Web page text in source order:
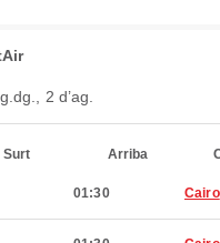
dg., 2 d’ag.
Surt Arriba
01:30 Cairo